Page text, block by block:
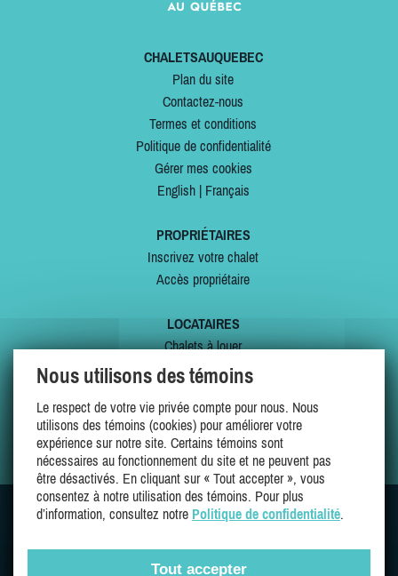
CHALETSAUQUEBEC
Plan du site
Contactez-nous
Termes et conditions
Politique de confidentialité
Gérer mes cookies
English| Français
PROPRIÉTAIRES
Inscrivez votre chalet
Accès propriétaire
LOCATAIRES
Chalets à louer
Chalets à vendre
Offres spéciales
Mes favoris
SUIVEZ-NOUS SUR
Nous utilisons des témoins
Le respect de votre vie privée compte pour nous. Nous
utilisons des témoins (cookies) pour améliorer votre
expérience sur notre site. Certains témoins sont
nécessaires au fonctionnement du site et ne peuvent pas
être désactivés. En cliquant sur « Tout accepter », vous
consentez à notre utilisation des témoins. Pour plus
d’information, consultez notre Politique de confidentialité.
Tout accepter